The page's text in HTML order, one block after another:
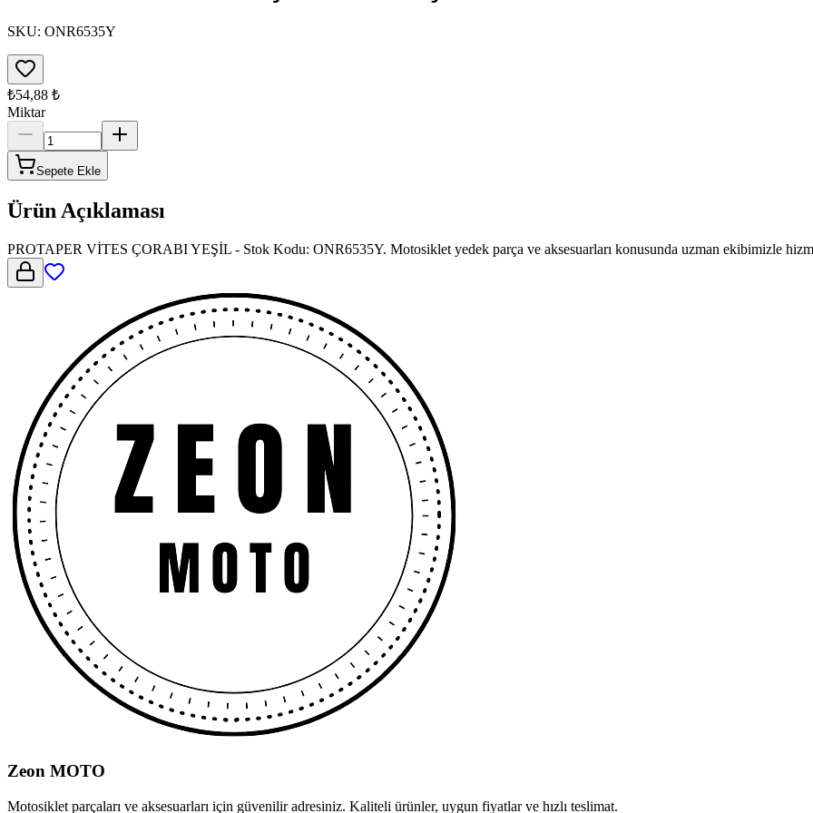
SKU: ONR6535Y
₺54,88 ₺
Miktar
Sepete Ekle
Ürün Açıklaması
PROTAPER VİTES ÇORABI YEŞİL - Stok Kodu: ONR6535Y. Motosiklet yedek parça ve aksesuarları konusunda uzman ekibimizle
Zeon MOTO
Motosiklet parçaları ve aksesuarları için güvenilir adresiniz. Kaliteli ürünler, uygun fiyatlar ve hızlı teslimat.